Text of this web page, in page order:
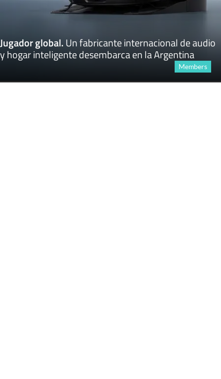
Jugador global.Un fabricante internacional de audio
y hogar inteligente desembarca en la Argentina
Members